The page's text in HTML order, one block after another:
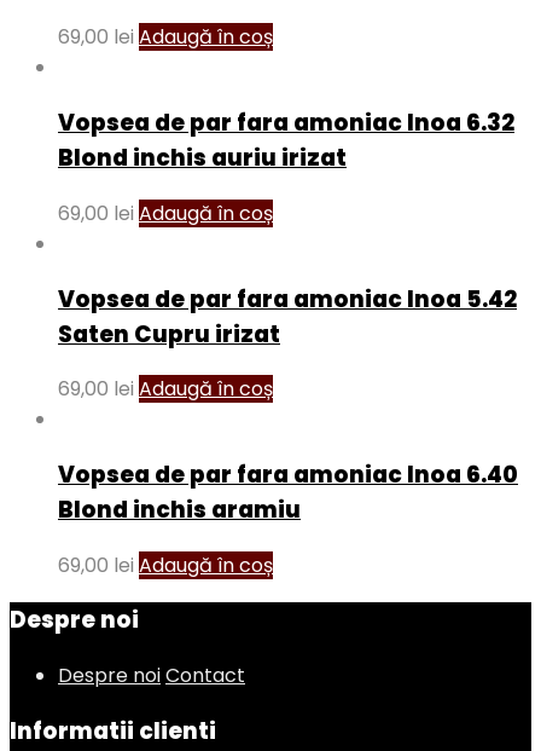
69,00 lei Adaugă în coș
Vopsea de par fara amoniac Inoa 6.32
Blond inchis auriu irizat
69,00 lei Adaugă în coș
Vopsea de par fara amoniac Inoa 5.42
Saten Cupru irizat
69,00 lei Adaugă în coș
Vopsea de par fara amoniac Inoa 6.40
Blond inchis aramiu
69,00 lei Adaugă în coș
Despre noi
Despre noiContact
Informatii clienti